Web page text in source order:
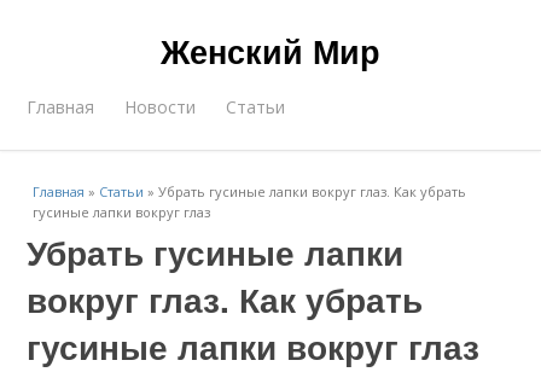
Женский Мир
Главная Новости Статьи
Главная » Статьи »Убрать гусиные лапки вокруг глаз. Как убрать
гусиные лапки вокруг глаз
Убрать гусиные лапки
вокруг глаз. Как убрать
гусиные лапки вокруг глаз